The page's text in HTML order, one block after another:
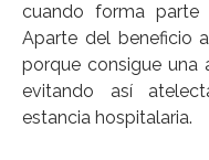
cuando forma parte
Aparte del beneficio
porque consigue una
evitando así
estancia hospitalaria.